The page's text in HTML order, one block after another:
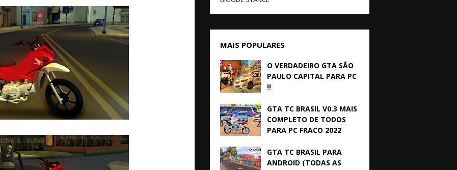
MAIS POPULARES
O VERDADEIRO GTA SÃO
PAULO CAPITAL PARA PC
!!
GTA TC BRASIL V0.3 MAIS
COMPLETO DE TODOS
PARA PC FRACO 2022
GTA TC BRASIL PARA
ANDROID (TODAS AS